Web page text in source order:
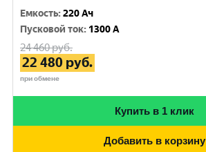
Емкость:220 Ач
Пусковой ток: 1300 A
24 460руб.
22 480 руб.
при обмене
Купить в 1 клик
Добавить в корзину